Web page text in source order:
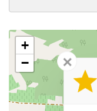
+
−
✕